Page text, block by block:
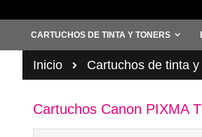
CARTUCHOS DE TINTA Y TONERS
Inicio Cartuchos de tinta
Cartuchos Canon PIXMA